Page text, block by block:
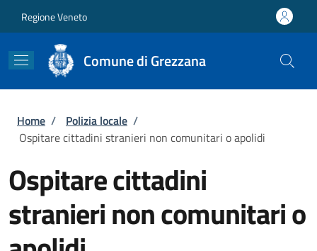
Regione Veneto
Comune di Grezzana
Briciole di pane
Home / Polizia locale /
Ospitare cittadini stranieri non comunitari o apolidi
Ospitare cittadini
stranieri non comunitari o